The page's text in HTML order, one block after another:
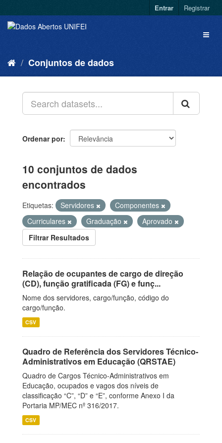
Entrar Registrar
Conjuntos de dados
Ordenar por
10 conjuntos de dados
encontrados
Etiquetas: Servidores
Componentes
Curriculares
Graduação
Aprovado
Filtrar Resultados
Relação de ocupantes de cargo de direção
(CD), função gratificada (FG) e funç...
Nome dos servidores, cargo/função, código do
cargo/função.
CSV
Quadro de Referência dos Servidores Técnico-
Administrativos em Educação (QRSTAE)
Quadro de Cargos Técnico-Administrativos em
Educação, ocupados e vagos dos níveis de
classificação “C”, “D” e “E”, conforme Anexo I da
Portaria MP/MEC nº 316/2017.
CSV